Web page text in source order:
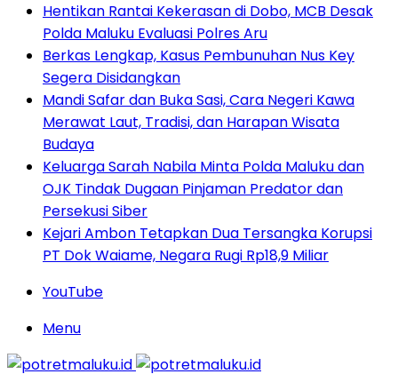
Hentikan Rantai Kekerasan di Dobo, MCB Desak
Polda Maluku Evaluasi Polres Aru
Berkas Lengkap, Kasus Pembunuhan Nus Key
Segera Disidangkan
Mandi Safar dan Buka Sasi, Cara Negeri Kawa
Merawat Laut, Tradisi, dan Harapan Wisata
Budaya
Keluarga Sarah Nabila Minta Polda Maluku dan
OJK Tindak Dugaan Pinjaman Predator dan
Persekusi Siber
Kejari Ambon Tetapkan Dua Tersangka Korupsi
PT Dok Waiame, Negara Rugi Rp18,9 Miliar
YouTube
Menu